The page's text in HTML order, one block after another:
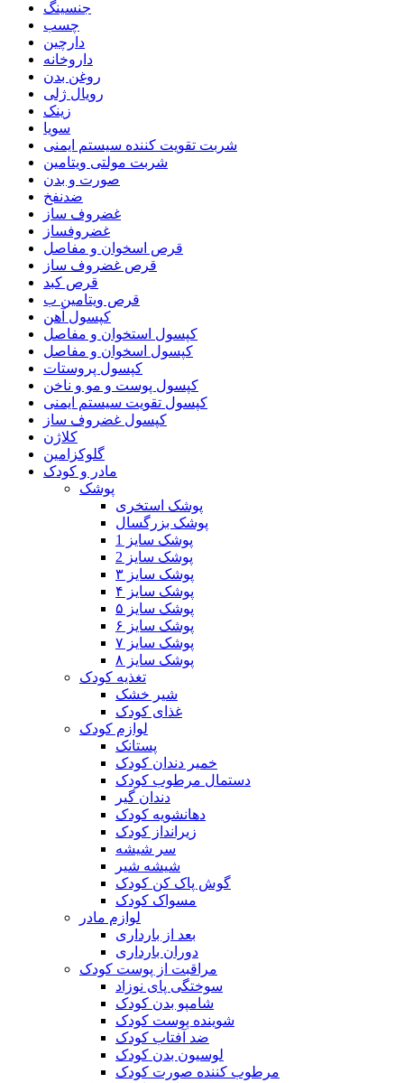
جنسینگ
چسب
دارچین
داروخانه
روغن بدن
رویال ژلی
زینک
سویا
شربت تقویت کننده سیستم ایمنی
شربت مولتی ویتامین
صورت و بدن
ضدنفخ
غضروف ساز
غضروفساز
قرص اسخوان و مفاصل
قرص غضروف ساز
قرص کبد
قرص ویتامین ب
کپسول آهن
کپسول استخوان و مفاصل
کپسول اسخوان و مفاصل
کپسول پروستات
کپسول پوست و مو و ناخن
کپسول تقویت سیستم ایمنی
کپسول غضروف ساز
کلاژن
گلوکزامین
مادر و کودک
پوشک
پوشک استخری
پوشک بزرگسال
پوشک سایز 1
پوشک سایز 2
پوشک سایز ۳
پوشک سایز ۴
پوشک سایز ۵
پوشک سایز ۶
پوشک سایز ۷
پوشک سایز ۸
تغذیه کودک
شیر خشک
غذای کودک
لوازم کودک
پستانک
خمیر دندان کودک
دستمال مرطوب کودک
دندان گیر
دهانشویه کودک
زیرانداز کودک
سر شیشه
شیشه شیر
گوش پاک کن کودک
مسواک کودک
لوازم مادر
بعد از بارداری
دوران بارداری
مراقبت از پوست کودک
سوختگی پای نوزاد
شامپو بدن کودک
شوینده پوست کودک
ضد آفتاب کودک
لوسیون بدن کودک
مرطوب کننده صورت کودک